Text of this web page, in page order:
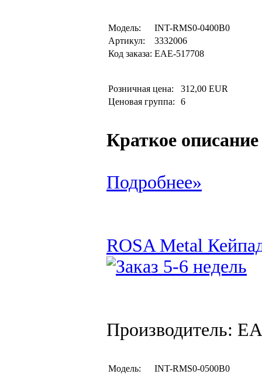
Модель:
INT-RMS0-0400B0
Артикул:
3332006
Код заказа: EAE-517708
Розничная цена:
312,00 EUR
Ценовая группа:
6
Краткое описание
Подробнее»
ROSA Metal
Производитель:
Модель:
INT-RMS0-0500B0